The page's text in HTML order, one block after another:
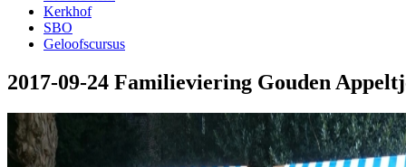
Kerkhof
SBO
Geloofscursus
2017-09-24 Familieviering Gouden